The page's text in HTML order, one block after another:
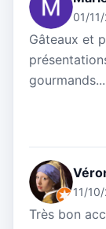
01/
Gâteaux et
11/
Très bon